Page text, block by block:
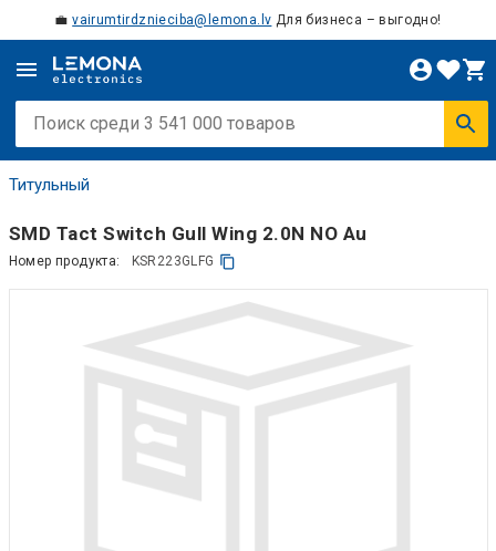
💼vairumtirdznieciba@lemona.lv Для бизнеса – выгодно!
Титульный
SMD Tact Switch Gull Wing 2.0N NO Au
Номер продукта: KSR223GLFG